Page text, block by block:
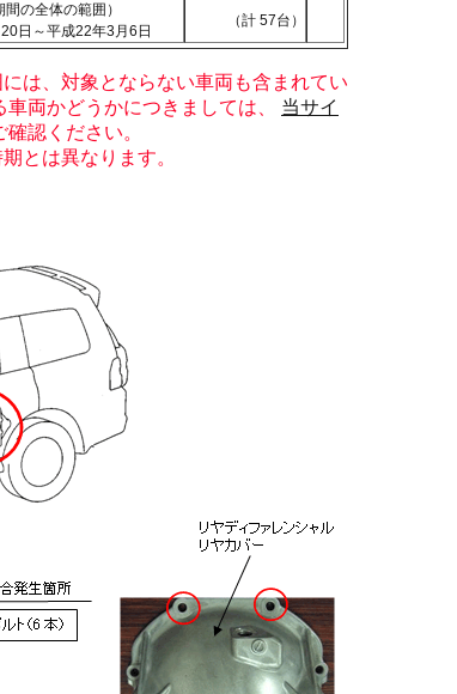
間の全体の範囲）
日～平成22年3月6日
（計 57台）
は、対象とならない車両も含まれてい
両かどうかにつきましては、 当サイ
確認ください。
とは異なります。